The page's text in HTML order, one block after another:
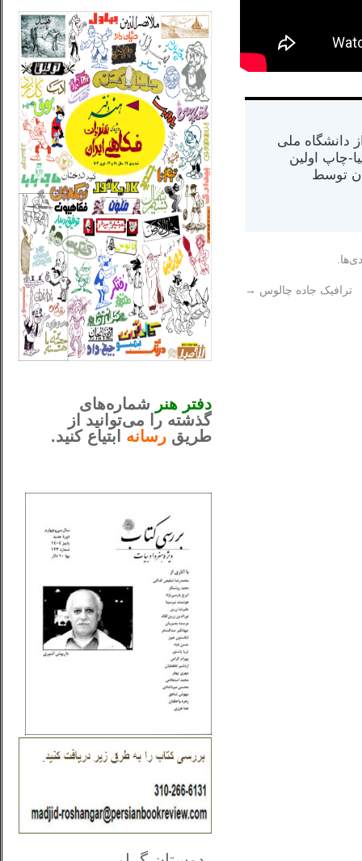
از دانشگاه ملی
در کالیفرنیا-چاپ اولین
در سال ۱۳۸۴ در ایران توسط
ترافیک جاده چالوس →
دفتر هنر شماره‌های
گذشته را می‌توانید از
طریق رسانه ابتیاع کنید.